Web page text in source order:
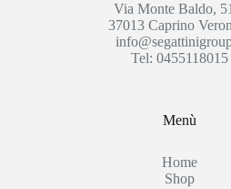
Via Monte Baldo,
37013 Caprino
Tel: 0455118015
Menù
Home
Shop